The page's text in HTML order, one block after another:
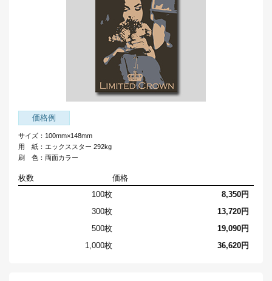
価格例
サイズ：100mm×148mm
用 紙：エックススター 292kg
刷 色：両面カラー
枚数
価格
100枚
8,350円
300枚
13,720円
500枚
19,090円
1,000枚
36,620円